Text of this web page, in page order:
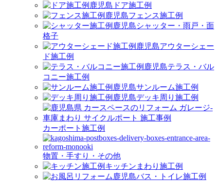
ドア施工例
フェンス施工例
シャッター・雨戸・面
格子
アウターシェー
ド施工例
テラス・バル
コニー施工例
サンルーム施工例
デッキ周り施工例
カーポート施工例
物置・手すり・その他
キッチンまわり施工例
バス・トイレ施工例